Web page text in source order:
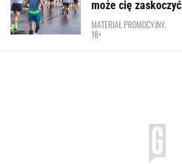
może cię zaskoczyć
MATERIAŁ PROMOCYJNY,
18+